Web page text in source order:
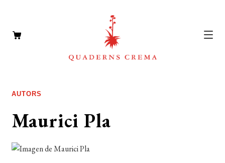
NOTÍCIES
L’EDITORIAL
AUTORS
Maurici Pla